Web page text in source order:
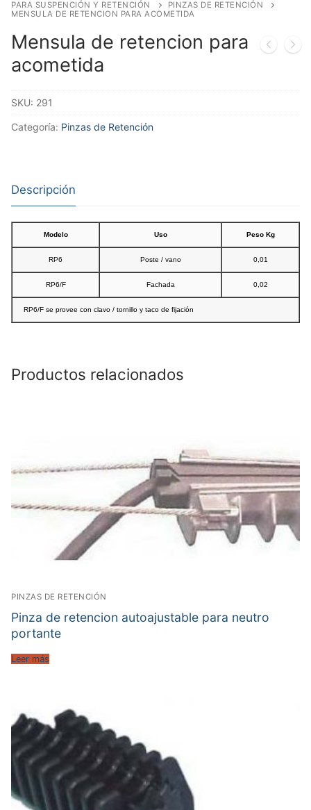
PARA SUSPENCIÓN Y RETENCIÓN
PINZAS DE RETENCIÓN
MENSULA DE RETENCION PARA ACOMETIDA
Mensula de retencion para
acometida
SKU: 291
Categoría: Pinzas de Retención
Descripción
Modelo Uso Peso Kg
RP6 Poste / vano 0,01
RP6/F Fachada 0,02
RP6/F se provee con clavo / tornillo y taco de fijación
Productos relacionados
PINZAS DE RETENCIÓN
Pinza de retencion autoajustable para neutro
portante
Leer más